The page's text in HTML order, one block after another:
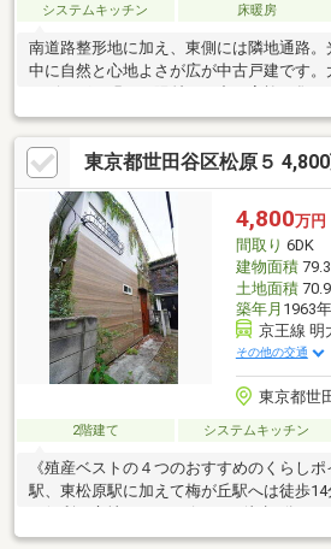
システムキッチン
床暖房
南道路整形地に加え、東側には隣地通路
中に自然と心地よさが広が中古戸建です。
リビングは明るい陽射しの中で家族が集ま
ゆったりと過ごす、、そんな日常が思い
は仕様が良く、売主様が大切に使われて
まいになる事も可能です。代田橋駅徒歩7
と利便性に優れながら、周辺は落ち着い
州街道へのアクセスも良く、仕事・子育
を大切にしたいご家族にぴったりの物件
ておりますので、是非ご案内をさせて下さ
東京都世田谷区松原５
4,800万円
間取り 6DK
建物面積
土地面積
築年月 1963
京王線 明
その他の交通
東京都世
2階建て システムキッチン
《殖産ベストの４つのおすすめのくらし
駅、東松原駅に加えて梅が丘駅へは徒歩14
日々のお買い物も楽々です！■2020年にフ